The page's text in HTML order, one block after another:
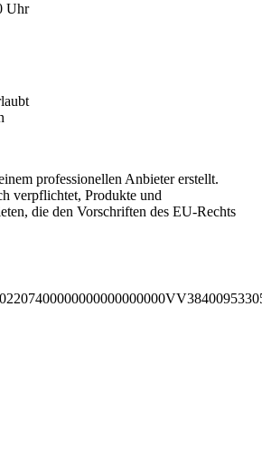
Uhr
professionellen Anbieter erstellt.
verpflichtet, Produkte und
die den Vorschriften des EU-Rechts